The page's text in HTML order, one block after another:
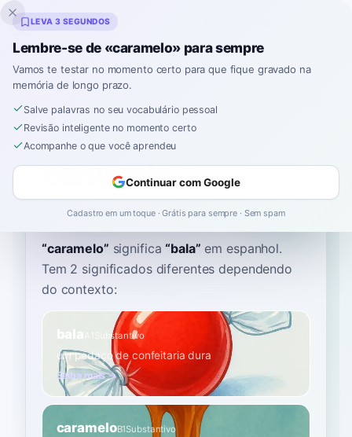
Inklingo
Início›Espanhol›Dicionário›caramelo
caramelo
kah-rah-MEH-loh ka.ɾaˈme.lo
“caramelo” significa “bala” em espanhol.
Tem 2 significados diferentes dependendo
do contexto:
bala Substantivo
um pedaço de confeitaria dura
Saiba mais →
carameloB1Substantivo
LEVA 3 SEGUNDOS
Lembre-se de «caramelo» para sempre
Vamos te testar no momento certo para que fique gravado na
memória de longo prazo.
Salve palavras no seu vocabulário pessoal
Revisão inteligente no momento certo
Acompanhe o que você aprendeu
Continuar com Google
Cadastro em um toque · Grátis para sempre · Sem spam